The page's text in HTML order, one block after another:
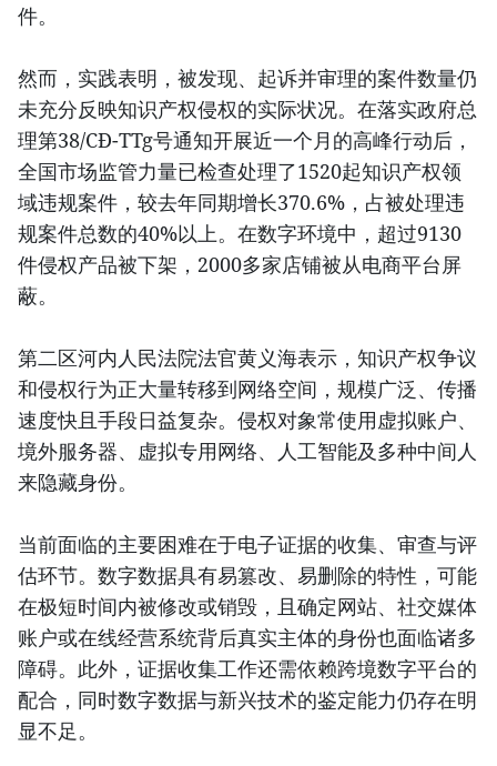
件。
然而，实践表明，被发现、起诉并审理的案件数量仍
未充分反映知识产权侵权的实际状况。在落实政府总
理第38/CĐ-TTg号通知开展近一个月的高峰行动后，
全国市场监管力量已检查处理了1520起知识产权领
域违规案件，较去年同期增长370.6%，占被处理违
规案件总数的40%以上。在数字环境中，超过9130
件侵权产品被下架，2000多家店铺被从电商平台屏
蔽。
第二区河内人民法院法官黄义海表示，知识产权争议
和侵权行为正大量转移到网络空间，规模广泛、传播
速度快且手段日益复杂。侵权对象常使用虚拟账户、
境外服务器、虚拟专用网络、人工智能及多种中间人
来隐藏身份。
当前面临的主要困难在于电子证据的收集、审查与评
估环节。数字数据具有易篡改、易删除的特性，可能
在极短时间内被修改或销毁，且确定网站、社交媒体
账户或在线经营系统背后真实主体的身份也面临诸多
障碍。此外，证据收集工作还需依赖跨境数字平台的
配合，同时数字数据与新兴技术的鉴定能力仍存在明
显不足。